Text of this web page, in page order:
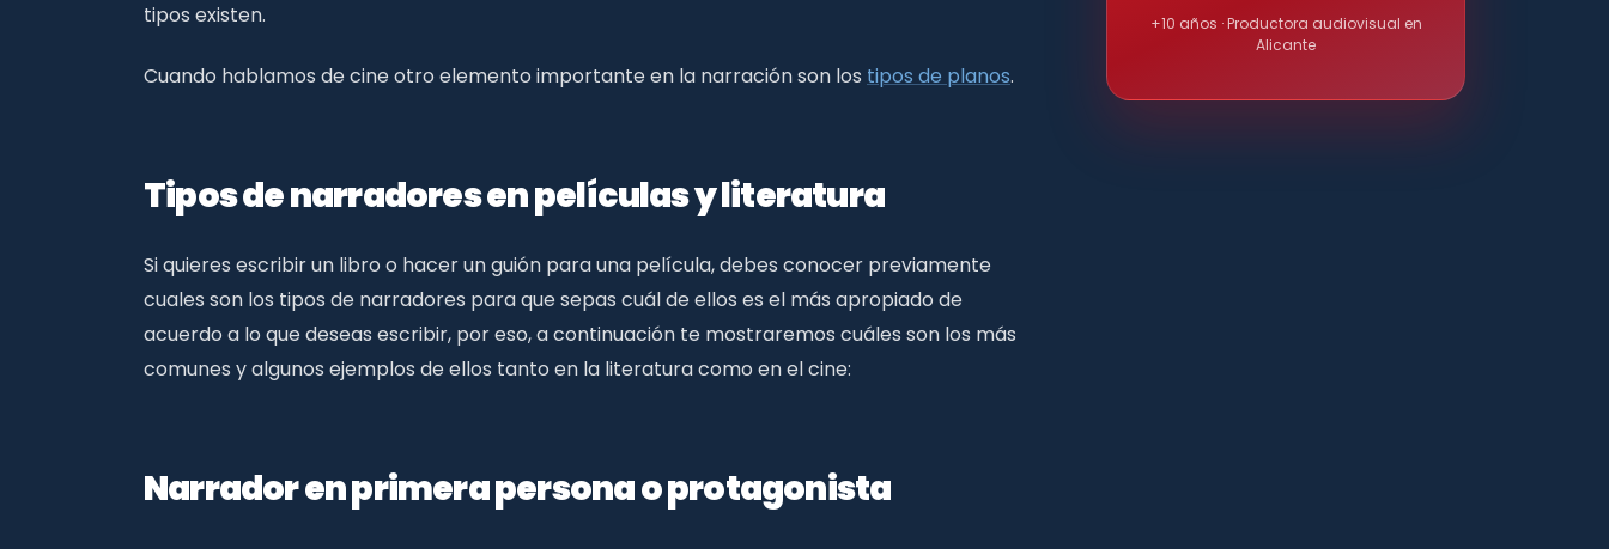
tipos existen.
Cuando hablamos de cine otro elemento importante en la narración son los tipos de planos.
Tipos de narradores en películas y literatura
Si quieres escribir un libro o hacer un guión para una película, debes conocer previamente
cuales son los tipos de narradores para que sepas cuál de ellos es el más apropiado de
acuerdo a lo que deseas escribir, por eso, a continuación te mostraremos cuáles son los más
comunes y algunos ejemplos de ellos tanto en la literatura como en el cine:
Narrador en primera persona o protagonista
+10 años · Productora audiovisual en
Alicante